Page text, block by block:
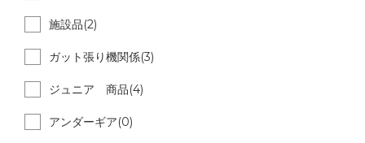
施設品(2)
ガット張り機関係(3)
ジュニア 商品(4)
アンダーギア(0)